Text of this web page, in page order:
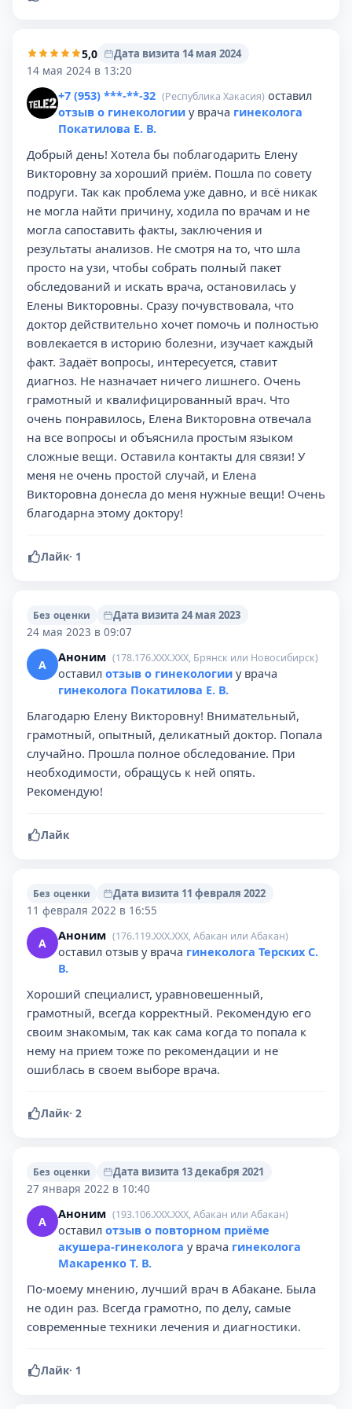
5,0
Дата визита 14 мая 2024
14 мая 2024 в 13:20
+7 (953) ***-**-32 (Республика Хакасия) оставил
отзыв о гинекологии у врача гинеколога
Покатилова Е. В.
Добрый день! Хотела бы поблагодарить Елену
Викторовну за хороший приём. Пошла по совету
подруги. Так как проблема уже давно, и всё никак
не могла найти причину, ходила по врачам и не
могла сапоставить факты, заключения и
результаты анализов. Не смотря на то, что шла
просто на узи, чтобы собрать полный пакет
обследований и искать врача, остановилась у
Елены Викторовны. Сразу почувствовала, что
доктор действительно хочет помочь и полностью
вовлекается в историю болезни, изучает каждый
факт. Задаёт вопросы, интересуется, ставит
диагноз. Не назначает ничего лишнего. Очень
грамотный и квалифицированный врач. Что
очень понравилось, Елена Викторовна отвечала
на все вопросы и объяснила простым языком
сложные вещи. Оставила контакты для связи! У
меня не очень простой случай, и Елена
Викторовна донесла до меня нужные вещи! Очень
благодарна этому доктору!
Лайк· 1
Без оценки
Дата визита 24 мая 2023
24 мая 2023 в 09:07
А Аноним (178.176.XXX.XXX, Брянск или Новосибирск)
оставил отзыв о гинекологии у врача
гинеколога Покатилова Е. В.
Благодарю Елену Викторовну! Внимательный,
грамотный, опытный, деликатный доктор. Попала
случайно. Прошла полное обследование. При
необходимости, обращусь к ней опять.
Рекомендую!
Лайк
Без оценки
Дата визита 11 февраля 2022
11 февраля 2022 в 16:55
А Аноним (176.119.XXX.XXX, Абакан или Абакан)
оставил отзыв у врача гинеколога Терских С.
В.
Хороший специалист, уравновешенный,
грамотный, всегда корректный. Рекомендую его
своим знакомым, так как сама когда то попала к
нему на прием тоже по рекомендации и не
ошиблась в своем выборе врача.
Лайк· 2
Без оценки
Дата визита 13 декабря 2021
27 января 2022 в 10:40
А Аноним (193.106.XXX.XXX, Абакан или Абакан)
оставил отзыв о повторном приёме
акушера-гинеколога у врача гинеколога
Макаренко Т. В.
По-моему мнению, лучший врач в Абакане. Была
не один раз. Всегда грамотно, по делу, самые
современные техники лечения и диагностики.
Лайк· 1